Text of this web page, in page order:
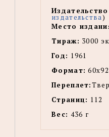
издательства)
Место
Тираж: 3000
Год: 1961
Формат:
Переплет:
Страниц: 112
Вес: 436 г